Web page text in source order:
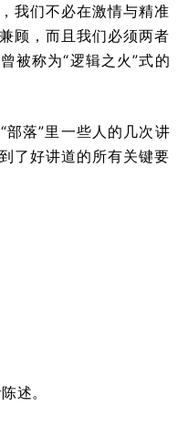
我们不必在激情与精准
顾，而且我们必须两者
被称为“逻辑之火”式的
落”里一些人的几次讲
了好讲道的所有关键要
述。